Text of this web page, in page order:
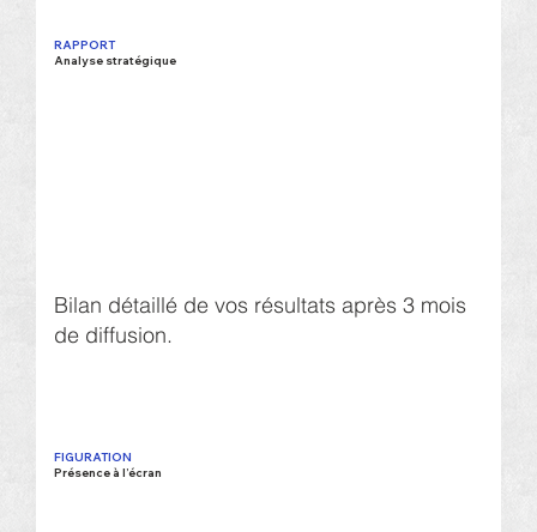
RAPPORT
Analyse stratégique
Bilan détaillé de vos résultats après 3 mois
de diffusion.
FIGURATION
Présence à l’écran